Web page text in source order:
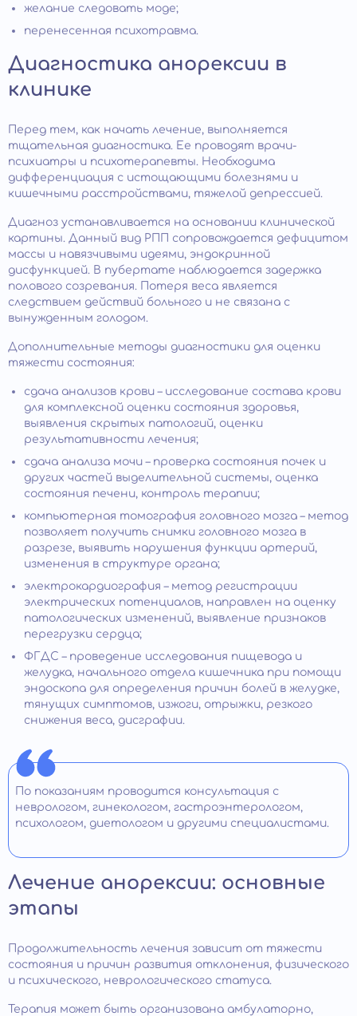
желание следовать моде;
перенесенная психотравма.
Диагностика анорексии в
клинике
Перед тем, как начать лечение, выполняется
тщательная диагностика. Ее проводят врачи-
психиатры и психотерапевты. Необходима
дифференциация с истощающими болезнями и
кишечными расстройствами, тяжелой депрессией.
Диагноз устанавливается на основании клинической
картины. Данный вид РПП сопровождается дефицитом
массы и навязчивыми идеями, эндокринной
дисфункцией. В пубертате наблюдается задержка
полового созревания. Потеря веса является
следствием действий больного и не связана с
вынужденным голодом.
Дополнительные методы диагностики для оценки
тяжести состояния:
сдача анализов крови – исследование состава крови
для комплексной оценки состояния здоровья,
выявления скрытых патологий, оценки
результативности лечения;
сдача анализа мочи – проверка состояния почек и
других частей выделительной системы, оценка
состояния печени, контроль терапии;
компьютерная томография головного мозга – метод
позволяет получить снимки головного мозга в
разрезе, выявить нарушения функции артерий,
изменения в структуре органа;
электрокардиография – метод регистрации
электрических потенциалов, направлен на оценку
патологических изменений, выявление признаков
перегрузки сердца;
ФГДС – проведение исследования пищевода и
желудка, начального отдела кишечника при помощи
эндоскопа для определения причин болей в желудке,
тянущих симптомов, изжоги, отрыжки, резкого
снижения веса, дисграфии.
По показаниям проводится консультация с
неврологом, гинекологом, гастроэнтерологом,
психологом, диетологом и другими специалистами.
Лечение анорексии: основные
этапы
Продолжительность лечения зависит от тяжести
состояния и причин развития отклонения, физического
и психического, неврологического статуса.
Терапия может быть организована амбулаторно,